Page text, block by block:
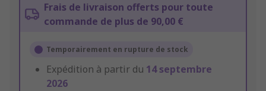
Frais de livraison offerts pour toute
commande de plus de 90,00 €
Temporairement en rupture de stock
Expédition à partir du 14 septembre
2026